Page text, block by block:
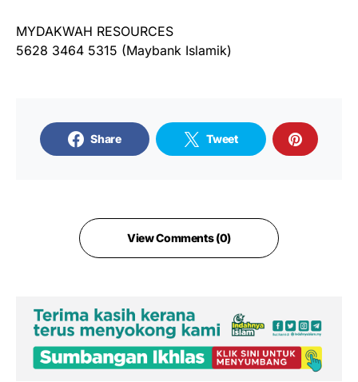
MYDAKWAH RESOURCES
5628 3464 5315 (Maybank Islamik)
Share Tweet
View Comments (0)